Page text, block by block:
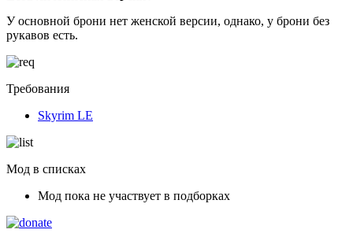
У основной брони нет женской версии, однако, у брони без
рукавов есть.
Требования
Skyrim LE
Мод в списках
Мод пока не участвует в подборках